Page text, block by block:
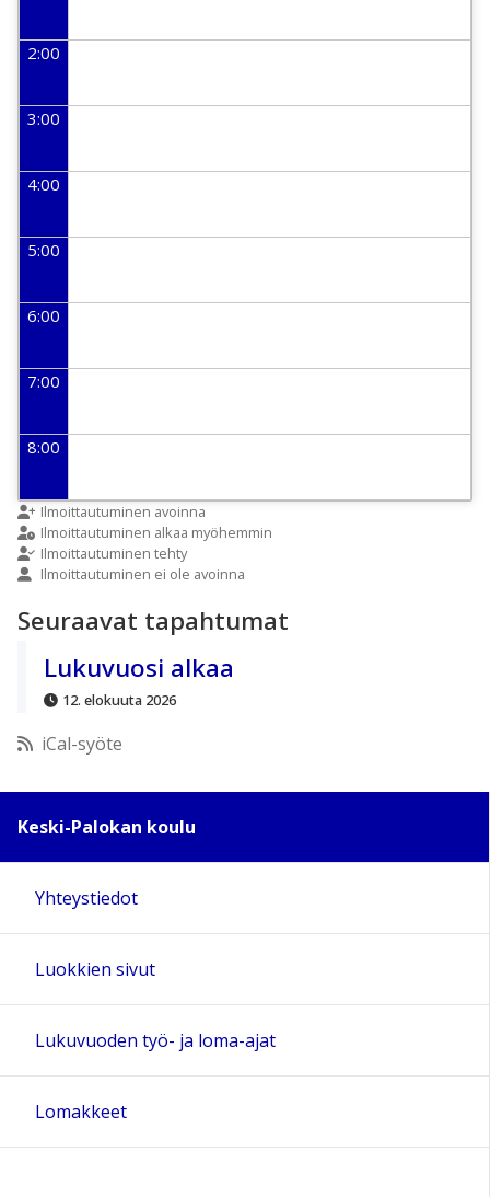
2:00
3:00
4:00
5:00
6:00
7:00
8:00
9:00
10:00
12:00
15:00
16:00
17:00
18:00
Ilmoittautuminen avoinna
Ilmoittautuminen alkaa myöhemmin
Ilmoittautuminen tehty
Ilmoittautuminen ei ole avoinna
Seuraavat tapahtumat
Lukuvuosi alkaa
12. elokuuta 2026
iCal-syöte
Keski-Palokan koulu
Yhteystiedot
Luokkien sivut
Lukuvuoden työ- ja loma-ajat
Lomakkeet